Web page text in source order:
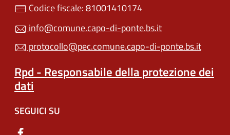
Codice fiscale: 81001410174
info@comune.capo-di-ponte.bs.it
protocollo@pec.comune.capo-di-ponte.bs.it
Rpd - Responsabile della protezione dei
dati
SEGUICI SU